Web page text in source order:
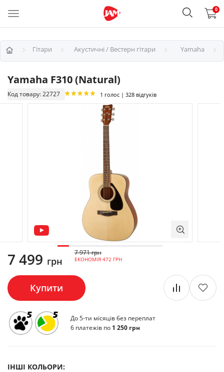
0
Гітари Акустичні / Вестерн гітари Yamaha
Yamaha F310 (Natural)
Код товару: 22727 1 голос | 328 відгуків
7 499 грн
7 971 грн
ЕКОНОМІЯ 472 ГРН
Купити
До 5-ти місяців без переплат
6 платежів по 1 250 грн
ІНШІ КОЛЬОРИ: